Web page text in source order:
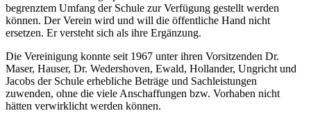
begrenztem Umfang der Schule zur Verfügung gestellt werden
können. Der Verein wird und will die öffentliche Hand nicht
ersetzen. Er versteht sich als ihre Ergänzung.
Die Vereinigung konnte seit 1967 unter ihren Vorsitzenden Dr.
Maser, Hauser, Dr. Wedershoven, Ewald, Hollander, Ungricht und
Jacobs der Schule erhebliche Beträge und Sachleistungen
zuwenden, ohne die viele Anschaffungen bzw. Vorhaben nicht
hätten verwirklicht werden können.